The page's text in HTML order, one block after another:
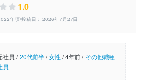
1.0
年頃/投稿日： 2026年7月27日
社員 / 20代前半/女性/4年前 / その他職種
員